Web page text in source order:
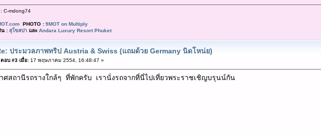
C-mdong74
PHOTO : 9MOT on Multiply
น : สุโขสปา และ Andara Luxury Resort Phuket
ประมวลภาพทริป Austria & Swiss (แถมด้วย Germany นิดโหน่ย)
ตอบ #3 เมื่อ:17 พฤษภาคม 2554, 16:48:47 »
ศสถานีรถรางใกล้ๆ ที่พักครับ เรานั่งรถจากที่นี่ไปเที่ยวพระราชเชิญบรุนน์กัน